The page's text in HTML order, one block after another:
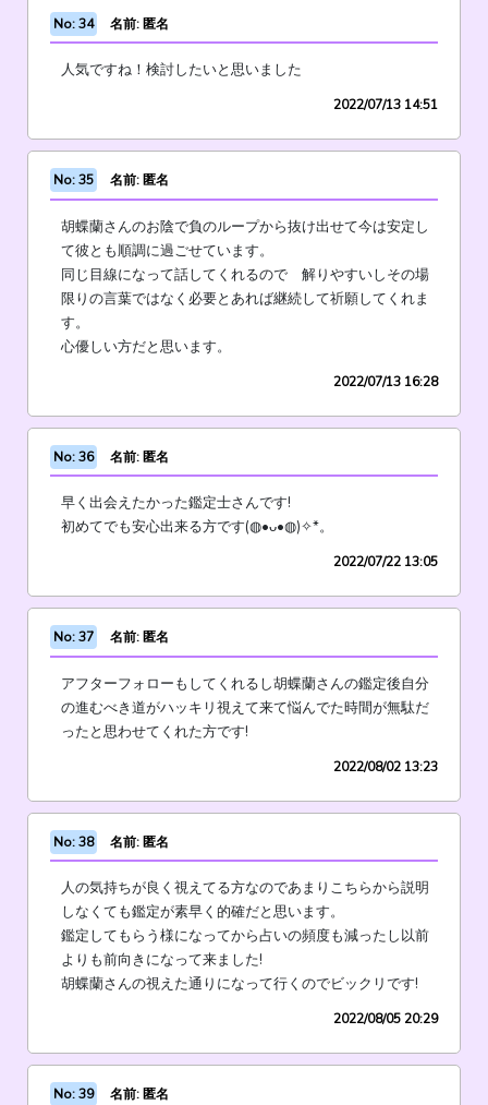
No: 34 名前: 匿名
人気ですね！検討したいと思いました
2022/07/13 14:51
No: 35 名前: 匿名
胡蝶蘭さんのお陰で負のループから抜け出せて今は安定し
て彼とも順調に過ごせています。
同じ目線になって話してくれるので 解りやすいしその場
限りの言葉ではなく必要とあれば継続して祈願してくれま
す。
心優しい方だと思います。
2022/07/13 16:28
No: 36 名前: 匿名
早く出会えたかった鑑定士さんです!
初めてでも安心出来る方です(◍•ᴗ•◍)✧*。
2022/07/22 13:05
No: 37 名前: 匿名
アフターフォローもしてくれるし胡蝶蘭さんの鑑定後自分
の進むべき道がハッキリ視えて来て悩んでた時間が無駄だ
ったと思わせてくれた方です!
2022/08/02 13:23
No: 38 名前: 匿名
人の気持ちが良く視えてる方なのであまりこちらから説明
しなくても鑑定が素早く的確だと思います。
鑑定してもらう様になってから占いの頻度も減ったし以前
よりも前向きになって来ました!
胡蝶蘭さんの視えた通りになって行くのでビックリです!
2022/08/05 20:29
No: 39 名前: 匿名